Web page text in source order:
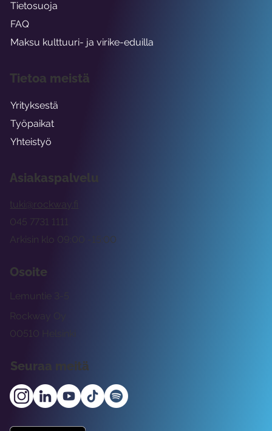
Asiakaspalvelu
tuki@rockway.fi
Arkisin klo 09:00 -15:00
045 7731 1111
Osoite
Rockway Oy
Lemuntie 3-5
00510 Helsinki
Seuraa meitä
Tietosuoja
FAQ
Maksu kulttuuri- ja virike-eduilla
Tietoa meistä
Yrityksestä
Työpaikat
Yhteistyö